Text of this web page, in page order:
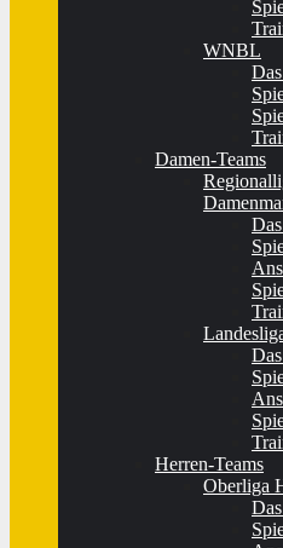
WNBL
Damen-Teams
Herren-Teams
Oberliga